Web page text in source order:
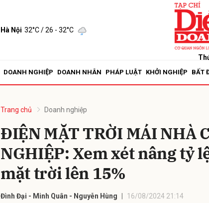
Hà Nội 32°C/ 26 - 32°C
DOANH NGHIỆP DOANH NHÂN PHÁP LUẬT KHỞI NGHIỆP BẤT
Trang chủ Doanh nghiệp
ĐIỆN MẶT TRỜI MÁI NHÀ
NGHIỆP: Xem xét nâng tỷ
mặt trời lên 15%
Đình Đại - Minh Quân - Nguyễn Hùng 16/08/2024 21:14